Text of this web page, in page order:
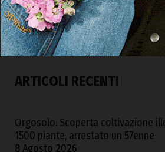
ARTICOLI RECENTI
Orgosolo. Scoperta coltivazione
1500 piante, arrestato un 57enne
8 Agosto 2026